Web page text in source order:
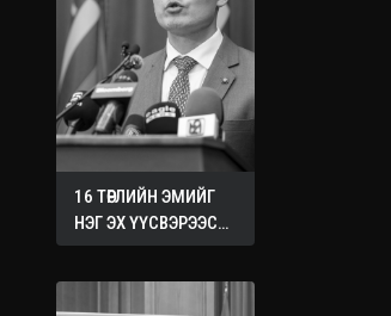
16 ТӨРЛИЙН ЭМИЙГ
НЭГ ЭХ ҮҮСВЭРЭЭС
ХУДАЛДАН АВАХ